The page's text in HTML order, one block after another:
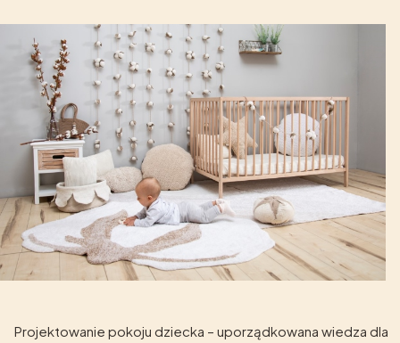
Projektowanie pokoju dziecka – uporządkowana wiedza dla